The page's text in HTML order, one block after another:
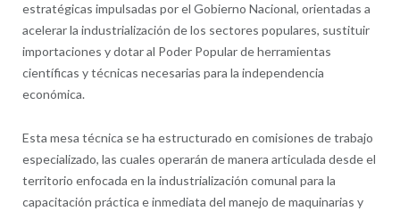
estratégicas impulsadas por el Gobierno Nacional, orientadas a
acelerar la industrialización de los sectores populares, sustituir
importaciones y dotar al Poder Popular de herramientas
científicas y técnicas necesarias para la independencia
económica.
Esta mesa técnica se ha estructurado en comisiones de trabajo
especializado, las cuales operarán de manera articulada desde el
territorio enfocada en la industrialización comunal para la
capacitación práctica e inmediata del manejo de maquinarias y